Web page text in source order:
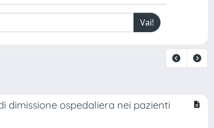
dimissione ospedaliera nei pazienti